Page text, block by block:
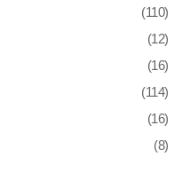
(110)
(12)
(16)
(114)
(16)
(8)